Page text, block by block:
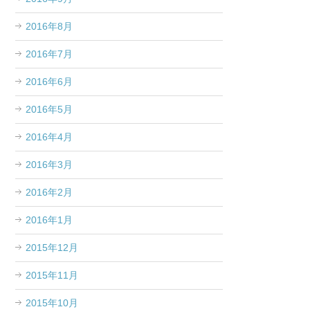
2016年8月
2016年7月
2016年6月
2016年5月
2016年4月
2016年3月
2016年2月
2016年1月
2015年12月
2015年11月
2015年10月